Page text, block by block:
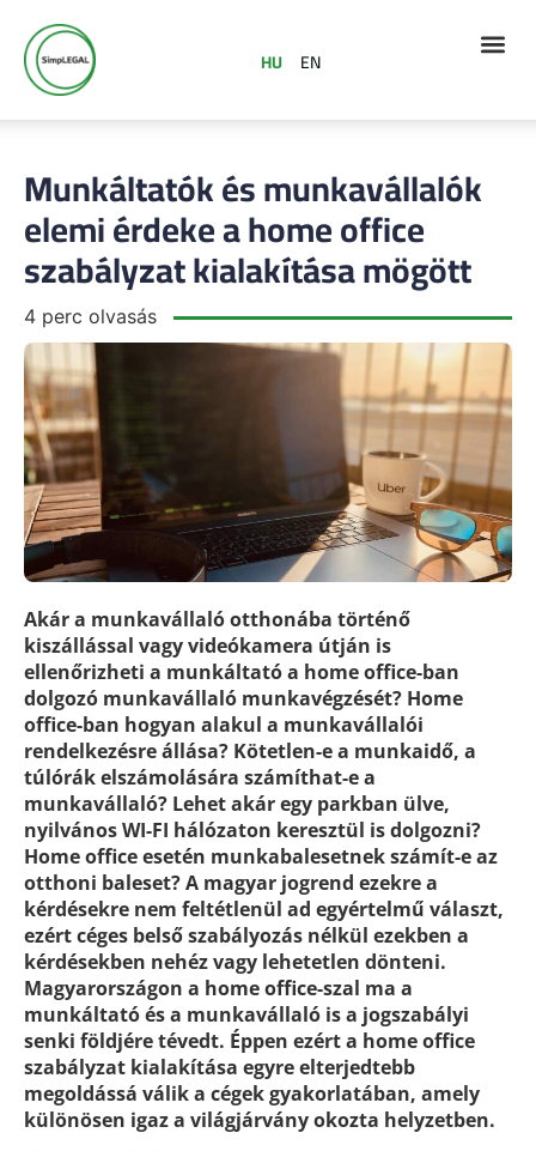
HU EN
Munkáltatók és munkavállalók
elemi érdeke a home office
szabályzat kialakítása mögött
4 perc olvasás
Akár a munkavállaló otthonába történő
kiszállással vagy videókamera útján is
ellenőrizheti a munkáltató a home office-ban
dolgozó munkavállaló munkavégzését? Home
office-ban hogyan alakul a munkavállalói
rendelkezésre állása? Kötetlen-e a munkaidő, a
túlórák elszámolására számíthat-e a
munkavállaló? Lehet akár egy parkban ülve,
nyilvános WI-FI hálózaton keresztül is dolgozni?
Home office esetén munkabalesetnek számít-e az
otthoni baleset? A magyar jogrend ezekre a
kérdésekre nem feltétlenül ad egyértelmű választ,
ezért céges belső szabályozás nélkül ezekben a
kérdésekben nehéz vagy lehetetlen dönteni.
Magyarországon a home office-szal ma a
munkáltató és a munkavállaló is a jogszabályi
senki földjére tévedt. Éppen ezért a home office
szabályzat kialakítása egyre elterjedtebb
megoldássá válik a cégek gyakorlatában, amely
különösen igaz a világjárvány okozta helyzetben.